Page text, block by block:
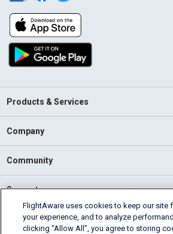
Products & Services
Company
Community
Support
English (USA)
2026 FlightAware
FlightAware uses cookies to keep our site
your experience, and to analyze
clicking “Allow All”, you agree to storing